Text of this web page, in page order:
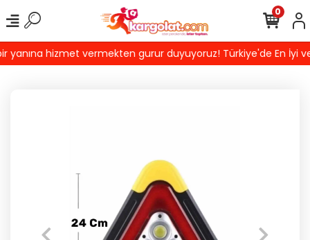
hizmet vermekten gurur duyuyoruz! Türkiye'de En İyi ve
0